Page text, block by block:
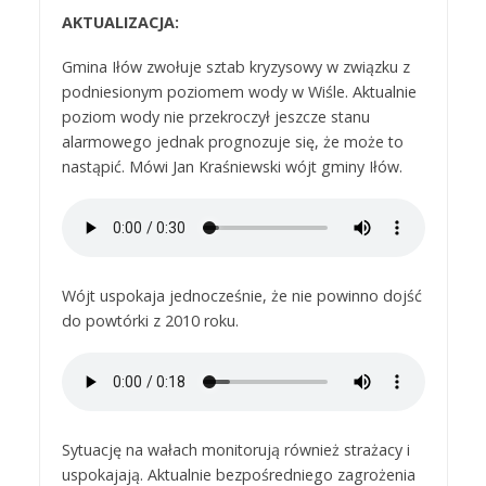
AKTUALIZACJA:
Gmina Iłów zwołuje sztab kryzysowy w związku z
podniesionym poziomem wody w Wiśle. Aktualnie
poziom wody nie przekroczył jeszcze stanu
alarmowego jednak prognozuje się, że może to
nastąpić. Mówi Jan Kraśniewski wójt gminy Iłów.
Wójt uspokaja jednocześnie, że nie powinno dojść
do powtórki z 2010 roku.
Sytuację na wałach monitorują również strażacy i
uspokajają. Aktualnie bezpośredniego zagrożenia